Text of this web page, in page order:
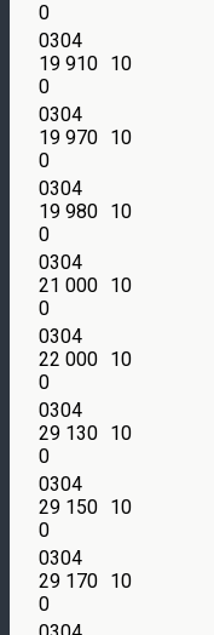
0
0304
19 910
0
10
0304
19 970
0
10
0304
19 980
0
10
0304
21 000
0
10
0304
22 000
0
10
0304
29 130
0
10
0304
29 150
0
10
0304
29 170
0
10